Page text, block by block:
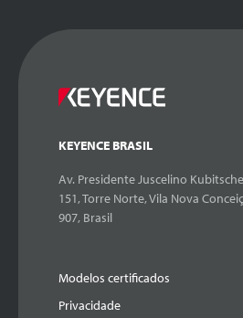
KEYENCE BRASIL
Av. Presidente Juscelino
151, Torre Norte, Vila Nova
907, Brasil
Modelos certificados
Privacidade